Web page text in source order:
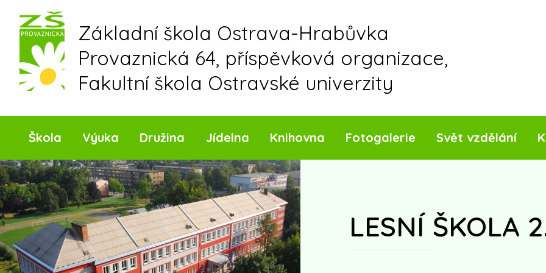
content
Základní škola Ostrava-Hrabůvka
Provaznická 64, příspěvková organizace,
Fakultní škola Ostravské univerzity
Škola Výuka Družina Jídelna Knihovna Fotogalerie Svět vzdělání
LESNÍ ŠKOLA